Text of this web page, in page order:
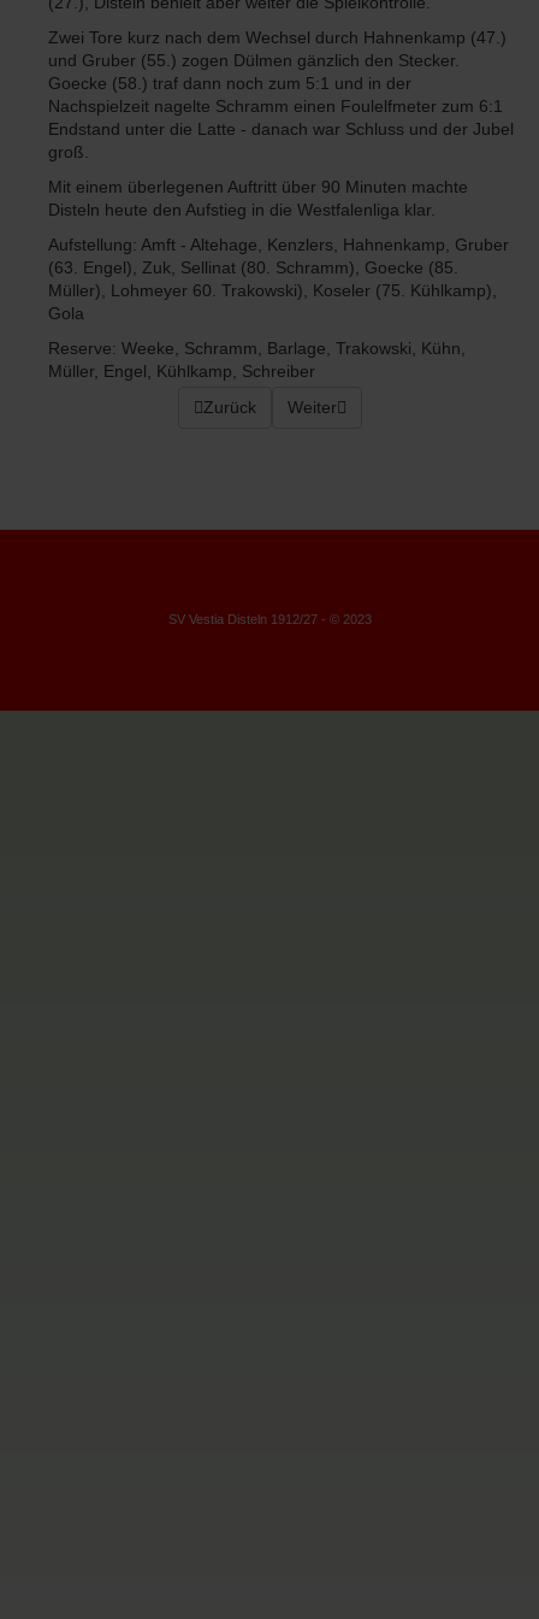
Zwei Tore kurz nach dem Wechsel durch Hahnenkamp (47.)
und Gruber (55.) zogen Dülmen gänzlich den Stecker.
Goecke (58.) traf dann noch zum 5:1 und in der
Nachspielzeit nagelte Schramm einen Foulelfmeter zum 6:1
Endstand unter die Latte - danach war Schluss und der Jubel
groß.
Mit einem überlegenen Auftritt über 90 Minuten machte
Disteln heute den Aufstieg in die Westfalenliga klar.
Aufstellung: Amft - Altehage, Kenzlers, Hahnenkamp, Gruber
(63. Engel), Zuk, Sellinat (80. Schramm), Goecke (85.
Müller), Lohmeyer 60. Trakowski), Koseler (75. Kühlkamp),
Gola
Reserve: Weeke, Schramm, Barlage, Trakowski, Kühn,
Müller, Engel, Kühlkamp, Schreiber
Vorheriger Beitrag: Duell zweier Freunde
Zurück Nächster Beitrag:
Weiter
SV Vestia Disteln 1912/27 - © 2023